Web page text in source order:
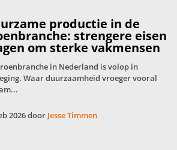
productie in de
strengere eisen
om sterke vakmensen
in Nederland is volop in
Waar duurzaamheid vroeger vooral
2026 door Jesse Timmen